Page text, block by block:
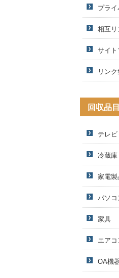
プラ
相互リ
サイト
リン
回収品
テレビ
冷蔵庫
家電製
パソコ
家具
エアコ
OA機